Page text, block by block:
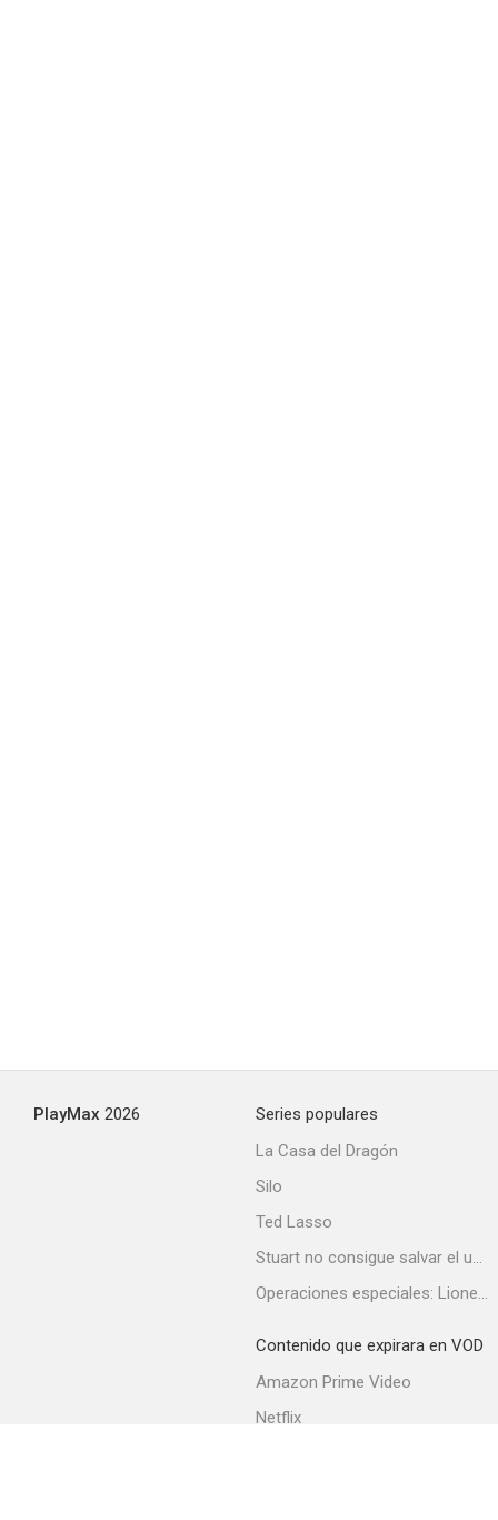
PlayMax 2026
Series populares
La Casa del Dragón
Silo
Ted Lasso
Stuart no consigue salvar el universo
Operaciones especiales: Lioness
Contenido que expirara en VOD
Amazon Prime Video
Netflix